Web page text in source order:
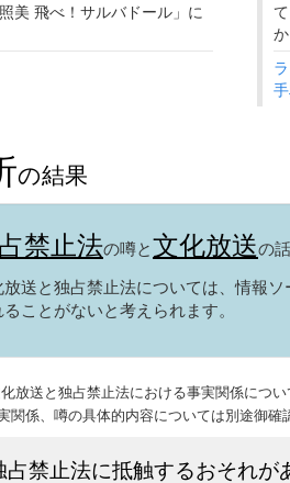
美 飛べ！サルバドール」に
の結果
禁止法の噂と文化放送の
放送と独占禁止法については、情報
ることがないと考えられます。
放送と独占禁止法における事実関係につ
関係、噂の具体的内容については別途御確
禁止法に抵触するおそれが